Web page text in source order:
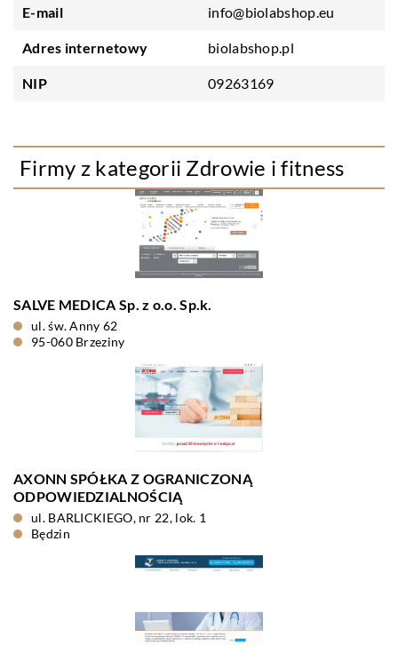
E-mail info@biolabshop.eu
Adres internetowy biolabshop.pl
NIP 09263169
Firmy z kategorii Zdrowie i fitness
SALVE MEDICA Sp. z o.o. Sp.k.
ul. św. Anny 62
95-060 Brzeziny
AXONN SPÓŁKA Z OGRANICZONĄ
ODPOWIEDZIALNOŚCIĄ
ul. BARLICKIEGO, nr 22, lok. 1
Będzin